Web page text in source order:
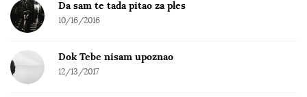
Da sam te tada pitao za ples
10/16/2016
Dok Tebe nisam upoznao
12/13/2017